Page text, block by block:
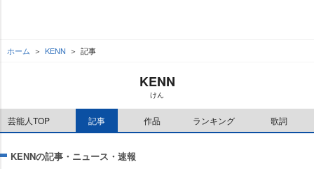
ホーム KENN 記事
KENN
けん
芸能人TOP 記事 作品 ランキング 歌詞
KENNの記事・ニュース・速報